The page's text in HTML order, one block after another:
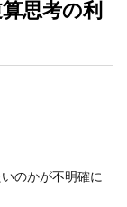
思考の利
のかが不明確に